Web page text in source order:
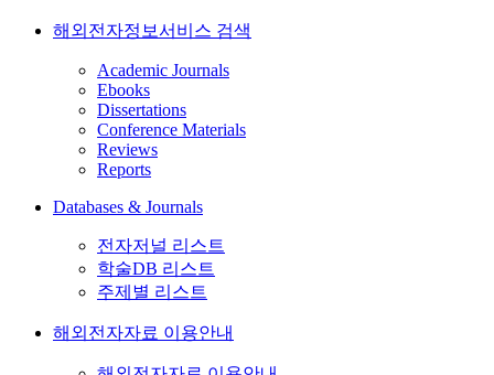
해외전자정보서비스 검색
Academic Journals
Ebooks
Dissertations
Conference Materials
Reviews
Reports
Databases & Journals
전자저널 리스트
학술DB 리스트
주제별 리스트
해외전자자료 이용안내